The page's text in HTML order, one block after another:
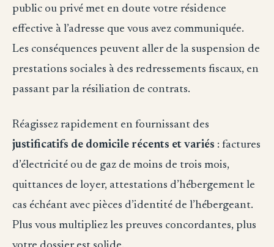
public ou privé met en doute votre résidence
effective à l’adresse que vous avez communiquée.
Les conséquences peuvent aller de la suspension de
prestations sociales à des redressements fiscaux, en
passant par la résiliation de contrats.
Réagissez rapidement en fournissant des
justificatifs de domicile récents et variés : factures
d’électricité ou de gaz de moins de trois mois,
quittances de loyer, attestations d’hébergement le
cas échéant avec pièces d’identité de l’hébergeant.
Plus vous multipliez les preuves concordantes, plus